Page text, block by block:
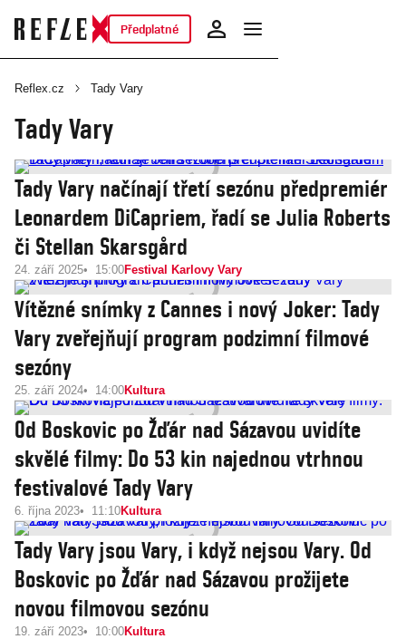
Předplatné
Reflex.cz Tady Vary
Tady Vary
Tady Vary načínají třetí sezónu předpremiér
Leonardem DiCapriem, řadí se Julia Roberts
či Stellan Skarsgård
24. září 2025 15:00Festival Karlovy Vary
Vítězné snímky z Cannes i nový Joker: Tady
Vary zveřejňují program podzimní filmové
sezóny
25. září 2024 14:00Kultura
Od Boskovic po Žďár nad Sázavou uvidíte
skvělé filmy: Do 53 kin najednou vtrhnou
festivalové Tady Vary
6. října 2023 11:10Kultura
Tady Vary jsou Vary, i když nejsou Vary. Od
Boskovic po Žďár nad Sázavou prožijete
novou filmovou sezónu
19. září 2023 10:00Kultura